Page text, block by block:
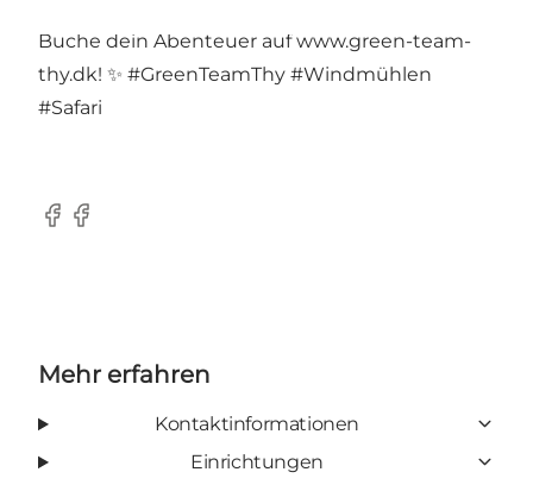
Buche dein Abenteuer auf www.green-team-
thy.dk! ✨ #GreenTeamThy #Windmühlen
#Safari
Facebook
Facebook
Mehr erfahren
Kontaktinformationen
Einrichtungen